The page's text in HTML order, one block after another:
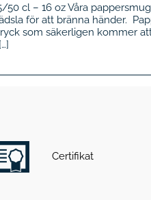
50 cl – 16 oz Våra
för att bränna händer.
som säkerligen kommer
Certifikat